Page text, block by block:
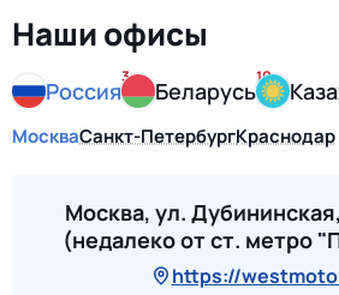
Наши офисы
Россия
3
Беларусь
10
МоскваСанкт-ПетербургКраснодар
Москва, ул.
(недалеко от ст. метро
https://